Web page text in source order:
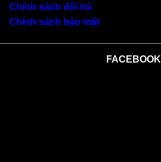
Chính sách đổi trả
Chính sách bảo mật
FACEBOOK